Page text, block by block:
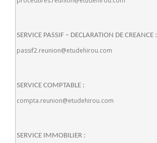
SERVICE PASSIF – DECLARATION DE CREANCE :
passif2.reunion@etudehirou.com
SERVICE COMPTABLE :
compta.reunion@etudehirou.com
SERVICE IMMOBILIER :